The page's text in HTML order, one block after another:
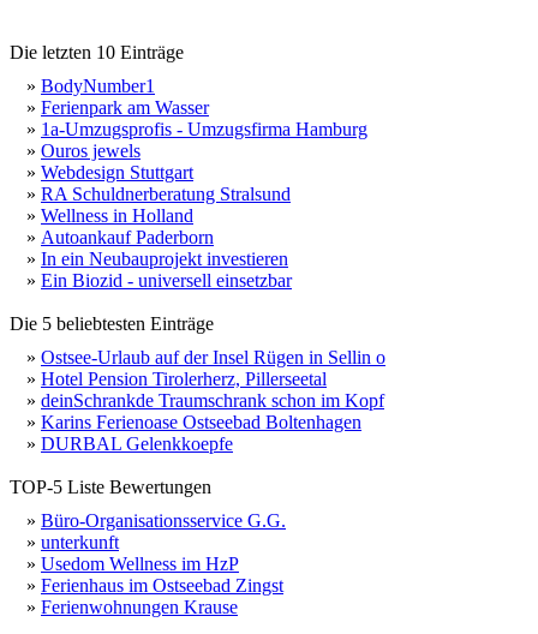
Die letzten 10 Einträge
» BodyNumber1
» Ferienpark am Wasser
» 1a-Umzugsprofis - Umzugsfirma Hamburg
» Ouros jewels
» Webdesign Stuttgart
» RA Schuldnerberatung Stralsund
» Wellness in Holland
» Autoankauf Paderborn
» In ein Neubauprojekt investieren
» Ein Biozid - universell einsetzbar
Die 5 beliebtesten Einträge
» Ostsee-Urlaub auf der Insel Rügen in Sellin o
» Hotel Pension Tirolerherz, Pillerseetal
» deinSchrankde Traumschrank schon im Kopf
» Karins Ferienoase Ostseebad Boltenhagen
» DURBAL Gelenkkoepfe
TOP-5 Liste Bewertungen
» Büro-Organisationsservice G.G.
» unterkunft
» Usedom Wellness im HzP
» Ferienhaus im Ostseebad Zingst
» Ferienwohnungen Krause